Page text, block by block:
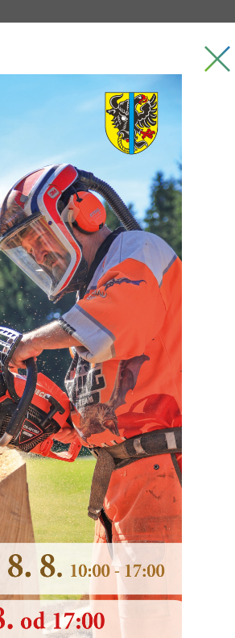
SERVIS OBČANŮM
získané
LESNÍ STEZKA PŘI LOMU NA
KOPCI HORA V
žadatelů naplňující cíle